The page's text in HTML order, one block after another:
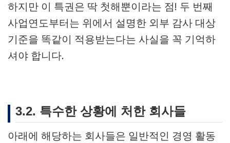
하지만 이 특권은 딱 첫해뿐이라는 점! 두 번째
사업연도부터는 위에서 설명한 외부 감사 대상
기준을 똑같이 적용받는다는 사실을 꼭 기억하
셔야 합니다.
3.2. 특수한 상황에 처한 회사들
아래에 해당하는 회사들은 일반적인 경영 활동